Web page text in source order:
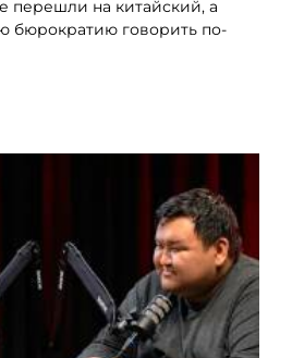
перешли на китайский, а
бюрократию говорить по-